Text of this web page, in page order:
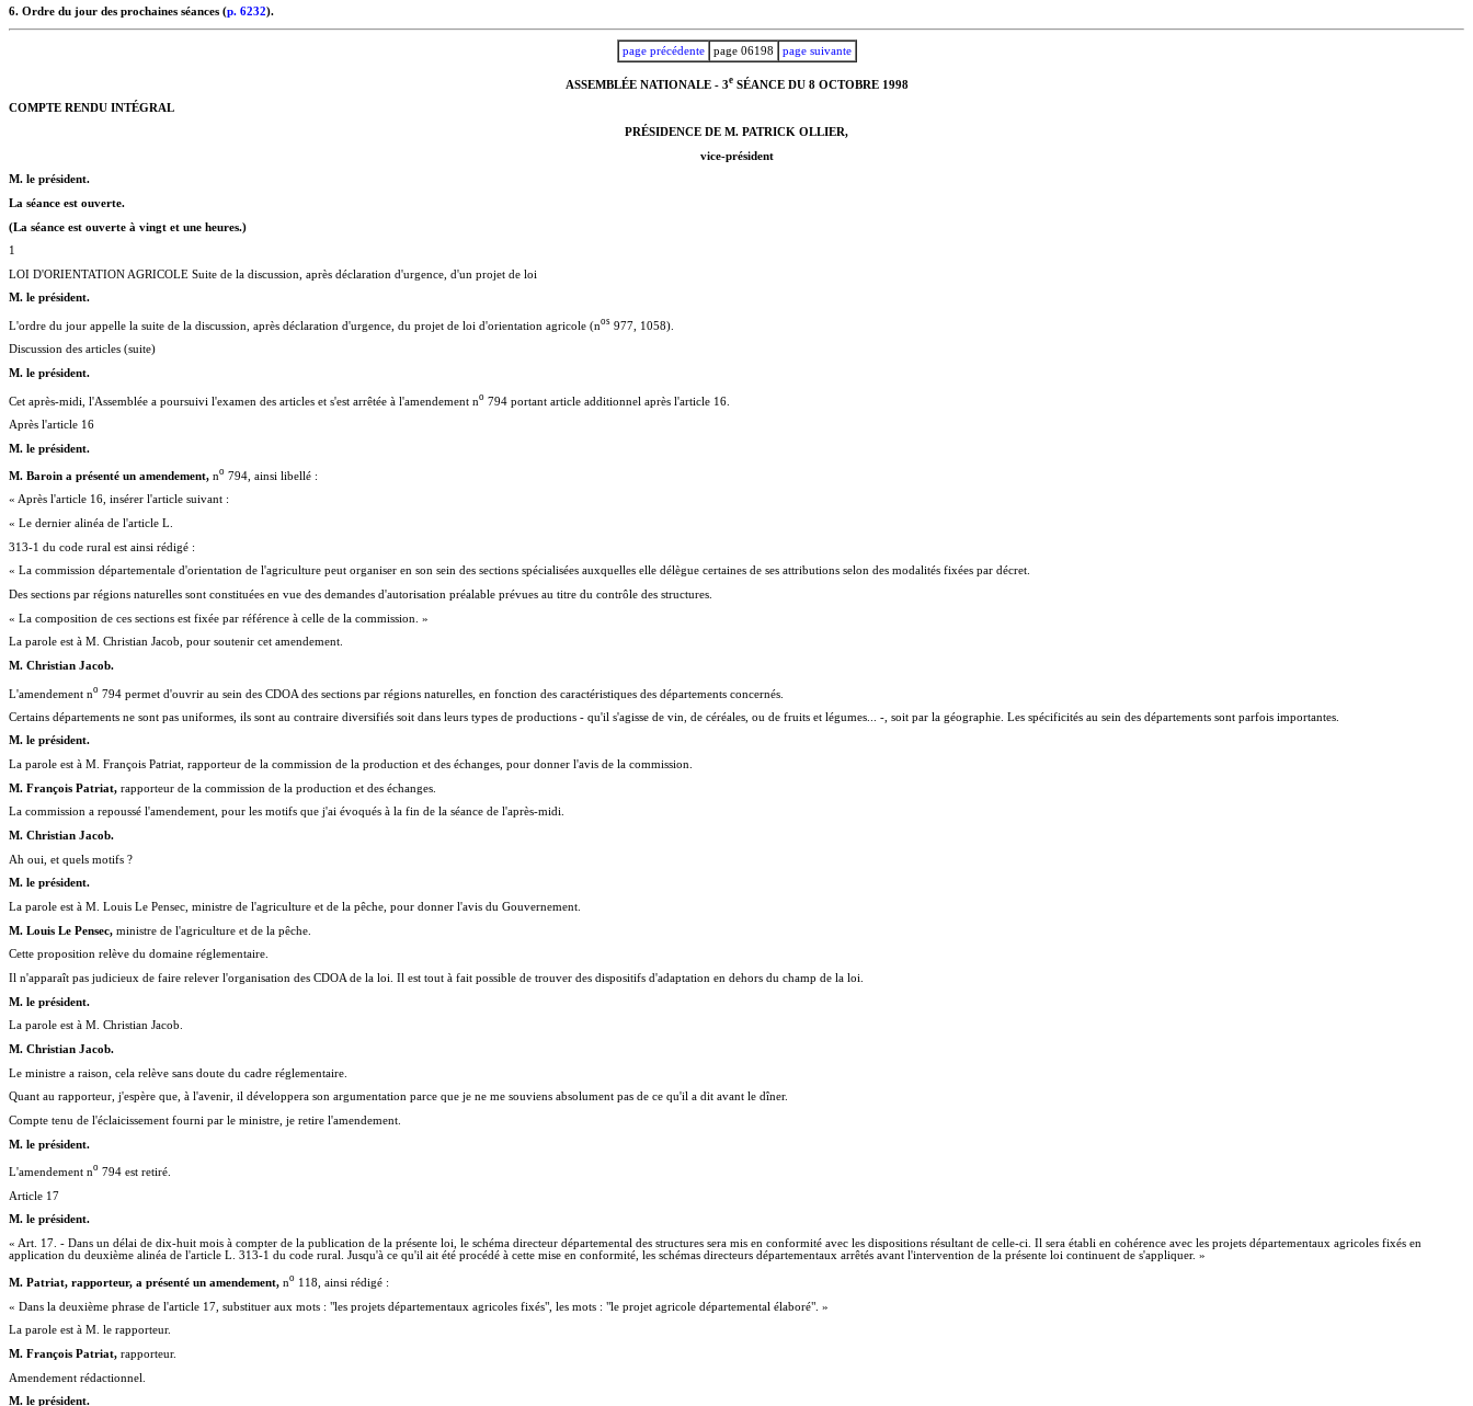
6. Ordre du jour des prochaines séances (p. 6232).
page précédente page 06198 page suivante
ASSEMBLÉE NATIONALE - 3eSÉANCE DU 8 OCTOBRE 1998
COMPTE RENDU INTÉGRAL
PRÉSIDENCE DE M. PATRICK OLLIER,
vice-président
M. le président.
La séance est ouverte.
(La séance est ouverte à vingt et une heures.)
1
LOI D'ORIENTATION AGRICOLE Suite de la discussion, après déclaration d'urgence, d'un projet de loi
M. le président.
L'ordre du jour appelle la suite de la discussion, après déclaration d'urgence, du projet de loi d'orientation agricole (nos 977, 1058).
Discussion des articles (suite)
M. le président.
Cet après-midi, l'Assemblée a poursuivi l'examen des articles et s'est arrêtée à l'amendement no 794 portant article additionnel après l'article 16.
Après l'article 16
M. le président.
M. Baroin a présenté un amendement, no 794, ainsi libellé :
« Après l'article 16, insérer l'article suivant :
« Le dernier alinéa de l'article L.
313-1 du code rural est ainsi rédigé :
« La commission départementale d'orientation de l'agriculture peut organiser en son sein des sections spécialisées auxquelles elle délègue certaines de ses attributions selon des modalités fixées par décret.
Des sections par régions naturelles sont constituées en vue des demandes d'autorisation préalable prévues au titre du contrôle des structures.
« La composition de ces sections est fixée par référence à celle de la commission. »
La parole est à M. Christian Jacob, pour soutenir cet amendement.
M. Christian Jacob.
L'amendement no 794 permet d'ouvrir au sein des CDOA des sections par régions naturelles, en fonction des caractéristiques des départements concernés.
Certains départements ne sont pas uniformes, ils sont au contraire diversifiés soit dans leurs types de productions - qu'il s'agisse de vin, de céréales, ou de fruits et légumes... -, soit par la géographie. Les spécificités au sein des départements sont parfois importantes.
M. le président.
La parole est à M. François Patriat, rapporteur de la commission de la production et des échanges, pour donner l'avis de la commission.
M. François Patriat, rapporteur de la commission de la production et des échanges.
La commission a repoussé l'amendement, pour les motifs que j'ai évoqués à la fin de la séance de l'après-midi.
M. Christian Jacob.
Ah oui, et quels motifs ?
M. le président.
La parole est à M. Louis Le Pensec, ministre de l'agriculture et de la pêche, pour donner l'avis du Gouvernement.
M. Louis Le Pensec, ministre de l'agriculture et de la pêche.
Cette proposition relève du domaine réglementaire.
Il n'apparaît pas judicieux de faire relever l'organisation des CDOA de la loi. Il est tout à fait possible de trouver des dispositifs d'adaptation en dehors du champ de la loi.
M. le président.
La parole est à M. Christian Jacob.
M. Christian Jacob.
Le ministre a raison, cela relève sans doute du cadre réglementaire.
Quant au rapporteur, j'espère que, à l'avenir, il développera son argumentation parce que je ne me souviens absolument pas de ce qu'il a dit avant le dîner.
Compte tenu de l'éclaicissement fourni par le ministre, je retire l'amendement.
M. le président.
L'amendement no 794 est retiré.
Article 17
M. le président.
« Art. 17. - Dans un délai de dix-huit mois à compter de la publication de la présente loi, le schéma directeur départemental des structures sera mis en conformité avec les dispositions résultant de celle-ci. Il sera établi en cohérence avec les projets départementaux agricoles fixés en
application du deuxième alinéa de l'article L. 313-1 du code rural. Jusqu'à ce qu'il ait été procédé à cette mise en conformité, les schémas directeurs départementaux arrêtés avant l'intervention de la présente loi continuent de s'appliquer. »
M. Patriat, rapporteur, a présenté un amendement, no 118, ainsi rédigé :
« Dans la deuxième phrase de l'article 17, substituer aux mots : "les projets départementaux agricoles fixés", les mots : "le projet agricole départemental élaboré". »
La parole est à M. le rapporteur.
M. François Patriat, rapporteur.
Amendement rédactionnel.
M. le président.